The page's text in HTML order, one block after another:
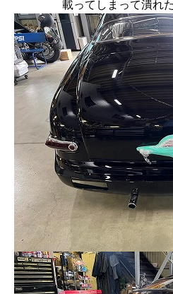
載ってしまって潰れ